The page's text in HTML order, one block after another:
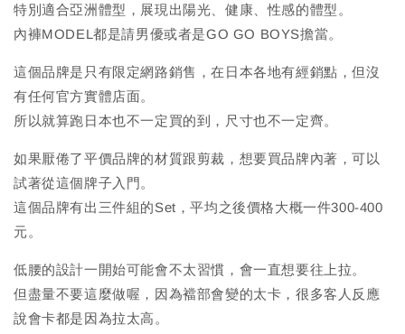
特別適合亞洲體型，展現出陽光、健康、性感的體型。
內褲MODEL都是請男優或者是GO GO BOYS擔當。
這個品牌是只有限定網路銷售，在日本各地有經銷點，但沒
有任何官方實體店面。
所以就算跑日本也不一定買的到，尺寸也不一定齊。
如果厭倦了平價品牌的材質跟剪裁，想要買品牌內著，可以
試著從這個牌子入門。
這個品牌有出三件組的Set，平均之後價格大概一件300-400
元。
低腰的設計一開始可能會不太習慣，會一直想要往上拉。
但盡量不要這麼做喔，因為襠部會變的太卡，很多客人反應
說會卡都是因為拉太高。